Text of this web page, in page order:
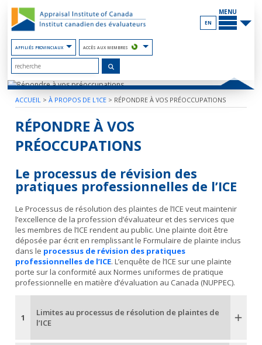
AFFILIÉS PROVINCIAUX ACCÈS AUX MEMBRES
MENU
EN
ACCUEIL >À PROPOS DE L'ICE > RÉPONDRE À VOS PRÉOCCUPATIONS
RÉPONDRE À VOS
PRÉOCCUPATIONS
Le processus de révision des
pratiques professionnelles de l’ICE
Le Processus de résolution des plaintes de l’ICE veut maintenir
l’excellence de la profession d’évaluateur et des services que
les membres de l’ICE rendent au public. Une plainte doit être
déposée par écrit en remplissant le Formulaire de plainte inclus
dans le processus de révision des pratiques
professionnelles de l’ICE. L’enquête de l’ICE sur une plainte
porte sur la conformité aux Normes uniformes de pratique
professionnelle en matière d’évaluation au Canada (NUPPEC).
1
Limites au processus de résolution de plaintes de
l’ICE